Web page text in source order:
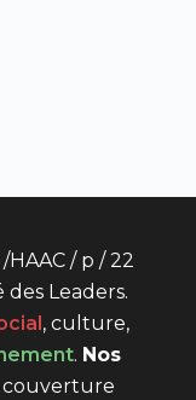
/ p / 22
des Leaders.
, culture,
. Nos
couverture